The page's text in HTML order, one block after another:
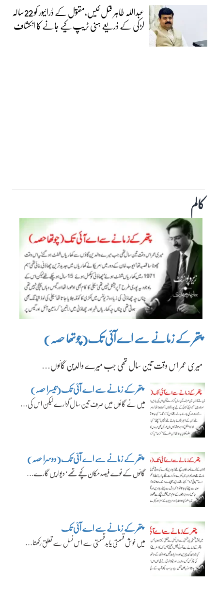
عبداللہ طاہر قتل کیس،مقتول کے ڈرائیور کو 22سالہ
لڑکی کے ذریعے ہنی ٹریپ کیے جانے کا انکشاف
کالم
پتھر کے زمانے سے اے آئی تک(چوتھا حصہ)
میری عمر اس وقت تین سال تھی جب میرے والدین گائوں…
پتھر کے زمانے سے اے آئی تک(تیسرا حصہ)
میں نے گائوں میں صرف تین سال گزارے لیکن اس کی…
پتھر کے زمانے سے اے آئی تک(دوسرا حصہ)
گائوں کے نوے فیصد مکان کچے تھے‘ دیواریں گارے…
پتھر کے زمانے سے اے آئی تک
میں خوش قسمتی یا بدقسمتی سے اس نسل سے تعلق رکھتا…